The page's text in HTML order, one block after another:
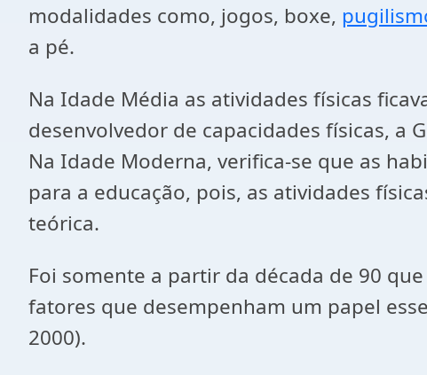
modalidades como, jogos, boxe,
a pé.
Na Idade Média as atividades físicas
desenvolvedor de capacidades físicas, a
Na Idade Moderna, verifica-se que as
para a educação, pois, as atividades
teórica.
Foi somente a partir da década de 90
fatores que desempenham um papel
2000).